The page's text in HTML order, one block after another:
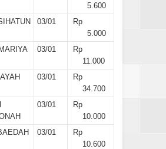
5.600
03/01
Rp
5.000
03/01
Rp
11.000
03/01
Rp
34.700
03/01
Rp
10.000
03/01
Rp
10.600